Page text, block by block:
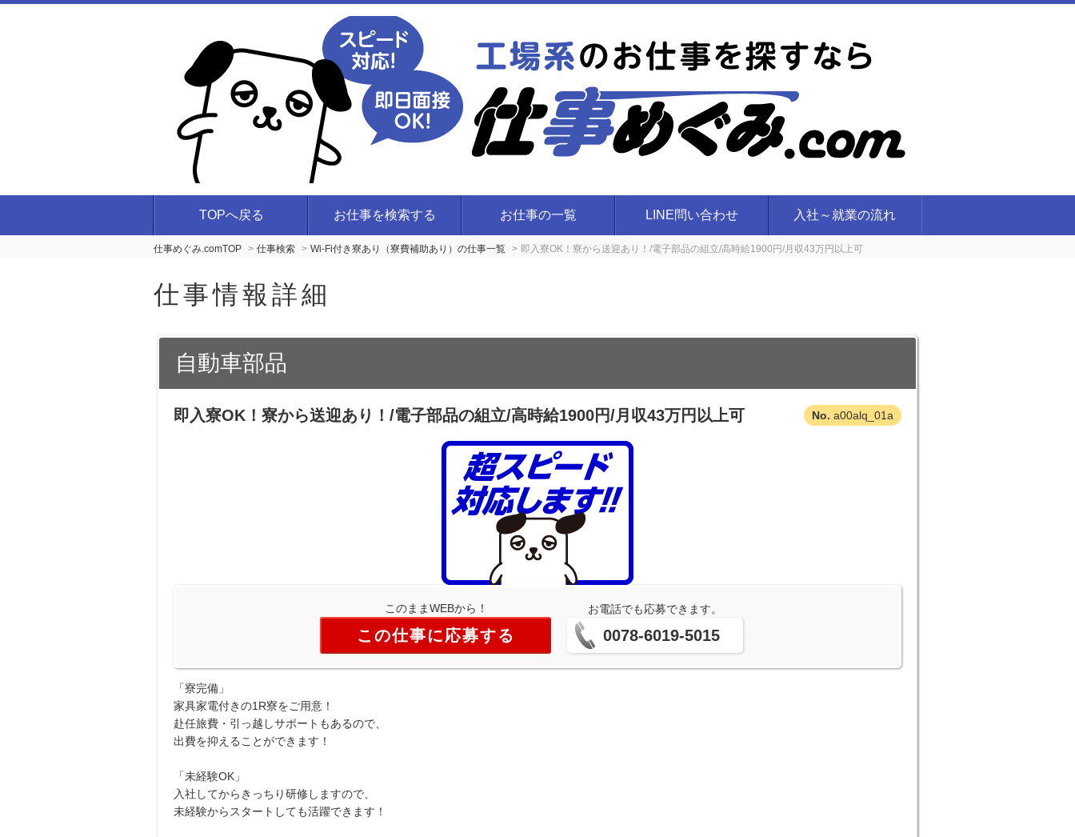
TOPへ戻る お仕事を検索する お仕事の一覧 LINE問い合わせ 入社～就業の流れ
仕事めぐみ.comTOP 仕事検索 Wi-Fi付き寮あり（寮費補助あり）の仕事一覧 即入寮OK！寮から送迎あり！/電子部品の組立/高時給1900円/月収43万円以上可
仕事情報詳細
自動車部品
a00alq_01a
即入寮OK！寮から送迎あり！/電子部品の組立/高時給1900円/月収43万円以上可
このままWEBから！
この仕事に応募する
お電話でも応募できます。
0078-6019-5015
「寮完備」
家具家電付きの1R寮をご用意！
赴任旅費・引っ越しサポートもあるので、
出費を抑えることができます！
「未経験OK」
入社してからきっちり研修しますので、
未経験からスタートしても活躍できます！